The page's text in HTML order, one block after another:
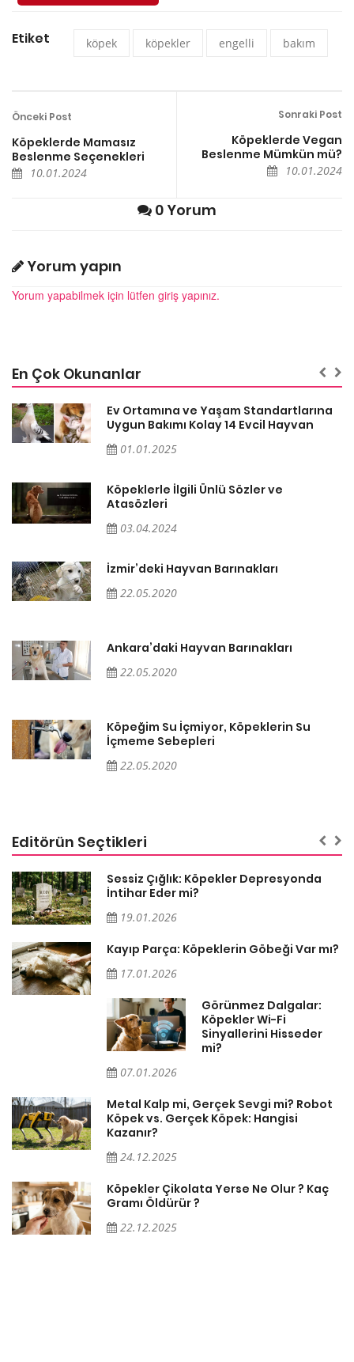
Etiket köpek köpekler engelli bakım
Önceki Post
Köpeklerde Mamasız
Beslenme Seçenekleri
10.01.2024
Sonraki Post
Köpeklerde Vegan
Beslenme Mümkün mü?
10.01.2024
0 Yorum
Yorum yapın
Yorum yapabilmek için lütfen giriş yapınız.
En Çok Okunanlar
Ev Ortamına ve Yaşam Standartlarına
Uygun Bakımı Kolay 14 Evcil Hayvan
01.01.2025
Köpeklerle İlgili Ünlü Sözler ve
Atasözleri
03.04.2024
İzmir’deki Hayvan Barınakları
22.05.2020
Ankara’daki Hayvan Barınakları
22.05.2020
Köpeğim Su İçmiyor, Köpeklerin Su
İçmeme Sebepleri
22.05.2020
Editörün Seçtikleri
Sessiz Çığlık: Köpekler Depresyonda
İntihar Eder mi?
19.01.2026
Kayıp Parça: Köpeklerin Göbeği Var mı?
17.01.2026
Görünmez Dalgalar:
Köpekler Wi-Fi
Sinyallerini Hisseder
mi?
07.01.2026
Metal Kalp mi, Gerçek Sevgi mi? Robot
Köpek vs. Gerçek Köpek: Hangisi
Kazanır?
24.12.2025
Köpekler Çikolata Yerse Ne Olur ? Kaç
Gramı Öldürür ?
22.12.2025